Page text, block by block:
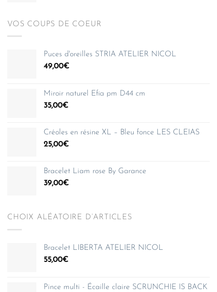
VOS COUPS DE COEUR
Puces d'oreilles STRIA ATELIER NICOL
49,00€
Miroir naturel Efia pm D44 cm
35,00€
Créoles en résine XL – Bleu fonce LES CLEIAS
25,00€
Bracelet Liam rose By Garance
39,00€
CHOIX ALÉATOIRE D’ARTICLES
Bracelet LIBERTA ATELIER NICOL
55,00€
Pince multi - Écaille claire SCRUNCHIE IS BACK